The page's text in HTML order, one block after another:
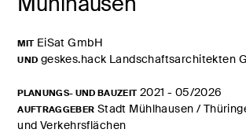
MIT EiSat GmbH
UND geskes.hack Landschaftsarchitekten
PLANUNGS- UND BAUZEIT 2021 - 05/2026
AUFTRAGGEBER Stadt Mühlhausen /
und Verkehrsflächen